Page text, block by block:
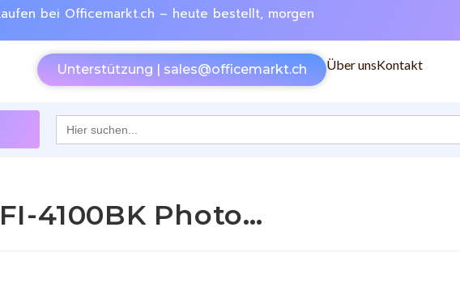
bei Officemarkt.ch – heute bestellt, morgen
Unterstützung | sales@officemarkt.ch Über unsKontakt
Search
for:
4100BK Photo…